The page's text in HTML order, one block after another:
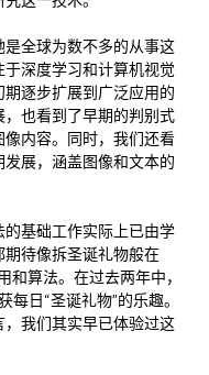
全球为数不多的从事这
深度学习和计算机视觉
逐步扩展到广泛应用的
也看到了早期的判别式
内容。同时，我们还看
展，涵盖图像和文本的
基础工作实际上已由学
待像拆圣诞礼物般在
和算法。在过去两年中，
日“圣诞礼物”的乐趣。
我们其实早已体验过这